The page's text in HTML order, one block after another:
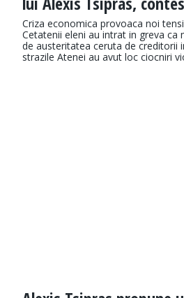
Criza economica provoaca noi
Cetatenii eleni au intrat in greva ca
de austeritatea ceruta de creditorii
strazile Atenei au avut loc ciocniri